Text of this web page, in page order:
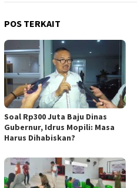
POS TERKAIT
Soal Rp300 Juta Baju Dinas
Gubernur, Idrus Mopili: Masa
Harus Dihabiskan?